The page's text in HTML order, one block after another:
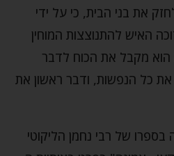
את בני הבית, כי על ידי
האיש להתנוצצות המוחין
הוא מקבל את הכוח לדבר
את כל הנפשות, ודבר ראשון את
של רבי נחמן הליקוטי